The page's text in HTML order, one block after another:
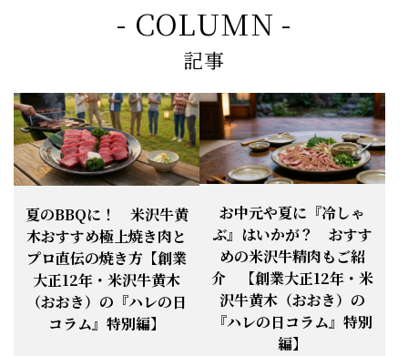
【BBQ(バーベキュー)特集】これから
の時期にぴったりなBBQにオススメな
米沢牛の商品をご紹介いたします。今
回限定のBBQセットや、定番部位のお
すすめ商品もございます！
お知らせ 2026.4.13
【母の日】5月10日の母の日に、
「『ありがとう』の気持ち」をお贈り
できます。
お知らせ 2026.1.25
【ご注意】1月27日（火）は終日、お
電話・FAXが繋がりません（8:30〜
18:00）
お知らせ 2026.1.20
【恵方巻】今年の2月3日は、『米沢牛
恵方巻』を！
お知らせ 2026.1.15
【新商品】『米沢牛だし茶漬け』発売
- COLUMN -
記事
夏のBBQに！ 米沢牛黄
木おすすめ極上焼き肉と
プロ直伝の焼き方【創業
大正12年・米沢牛黄木
（おおき）の『ハレの日
コラム』特別編】
お中元や夏に『冷しゃ
ぶ』はいかが？ おすす
めの米沢牛精肉もご紹
介 【創業大正12年・米
沢牛黄木（おおき）の
『ハレの日コラム』特別
編】